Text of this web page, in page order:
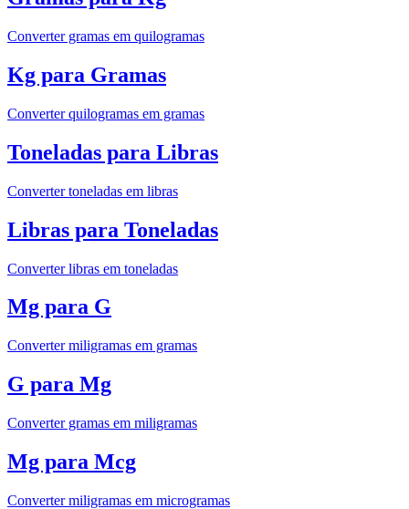
Converter gramas em quilogramas
Kg para Gramas
Converter quilogramas em gramas
Toneladas para Libras
Converter toneladas em libras
Libras para Toneladas
Converter libras em toneladas
Mg para G
Converter miligramas em gramas
G para Mg
Converter gramas em miligramas
Mg para Mcg
Converter miligramas em microgramas